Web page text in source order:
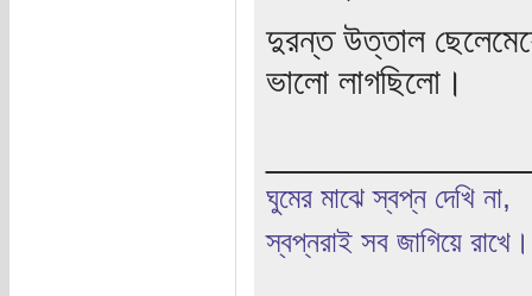
দুরন্ত উত্তাল
ভালো লাগছিলো।
ঘুমের মাঝে স্বপ্ন দেখি না,
স্বপ্নরাই সব জাগিয়ে রাখে।